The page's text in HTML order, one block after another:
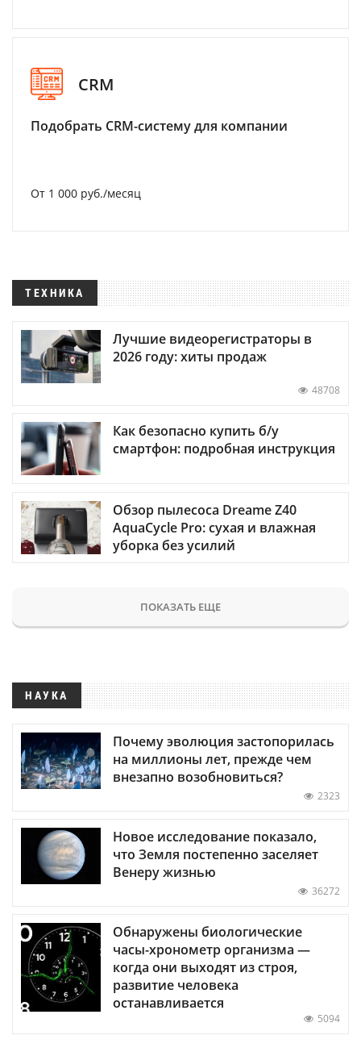
CRM
Подобрать CRM-систему для компании
От 1 000 руб./месяц
ТЕХНИКА
Лучшие видеорегистраторы в
2026 году: хиты продаж
48708
Как безопасно купить б/у
смартфон: подробная инструкция
Обзор пылесоса Dreame Z40
AquaCycle Pro: сухая и влажная
уборка без усилий
ПОКАЗАТЬ ЕЩЕ
НАУКА
Почему эволюция застопорилась
на миллионы лет, прежде чем
внезапно возобновиться?
2323
Новое исследование показало,
что Земля постепенно заселяет
Венеру жизнью
36272
Обнаружены биологические
часы-хронометр организма —
когда они выходят из строя,
развитие человека
останавливается
5094